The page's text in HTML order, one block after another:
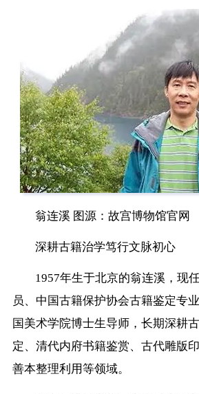
翁连溪 图源：故宫博物馆官网
深耕古籍治学笃行文脉初心
1957年生于北京的翁连溪，现
员、中国古籍保护协会古籍鉴定专
国美术学院博士生导师，长期深耕
定、清代内府书籍鉴赏、古代雕版
善本整理利用等领域。